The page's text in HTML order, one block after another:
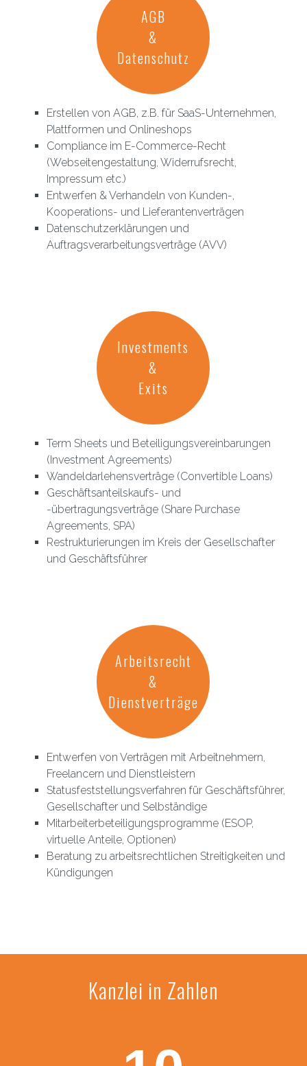
Erstellen von AGB, z.B. für SaaS-Unternehmen,
Plattformen und Onlineshops
Compliance im E-Commerce-Recht
(Webseitengestaltung, Widerrufsrecht,
Impressum etc.)
Entwerfen & Verhandeln von Kunden-,
Kooperations- und Lieferantenverträgen
Datenschutzerklärungen und
Auftragsverarbeitungsverträge (AVV)
AGB
&
Datenschutz
Investments
&
Exits
Term Sheets und Beteiligungsvereinbarungen
(Investment Agreements)
Wandeldarlehensverträge (Convertible Loans)
Geschäftsanteilskaufs- und
-übertragungsverträge (Share Purchase
Agreements, SPA)
Restrukturierungen im Kreis der Gesellschafter
und Geschäftsführer
Entwerfen von Verträgen mit Arbeitnehmern,
Freelancern und Dienstleistern
Statusfeststellungsverfahren für Geschäftsführer,
Gesellschafter und Selbständige
Mitarbeiterbeteiligungsprogramme (ESOP,
virtuelle Anteile, Optionen)
Beratung zu arbeitsrechtlichen Streitigkeiten und
Kündigungen
Arbeitsrecht
&
Dienstverträge
Kanzlei in Zahlen